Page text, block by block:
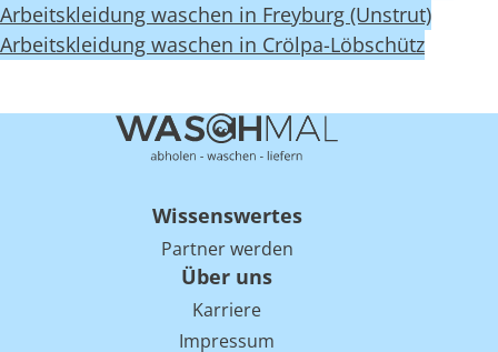
Arbeitskleidung waschen in Freyburg (Unstrut)
Arbeitskleidung waschen in Crölpa-Löbschütz
Wissenswertes
Partner werden
Über uns
Karriere
Impressum